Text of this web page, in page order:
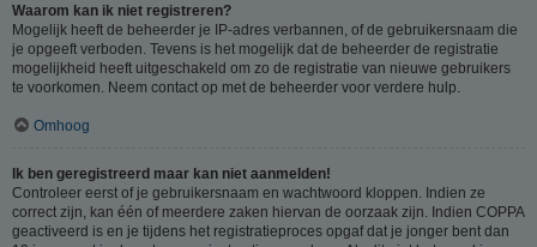
Waarom kan ik niet registreren?
Mogelijk heeft de beheerder je IP-adres verbannen, of de gebruikersnaam die
je opgeeft verboden. Tevens is het mogelijk dat de beheerder de registratie
mogelijkheid heeft uitgeschakeld om zo de registratie van nieuwe gebruikers
te voorkomen. Neem contact op met de beheerder voor verdere hulp.
Omhoog
Ik ben geregistreerd maar kan niet aanmelden!
Controleer eerst of je gebruikersnaam en wachtwoord kloppen. Indien ze
correct zijn, kan één of meerdere zaken hiervan de oorzaak zijn. Indien COPPA
geactiveerd is en je tijdens het registratieproces opgaf dat je jonger bent dan